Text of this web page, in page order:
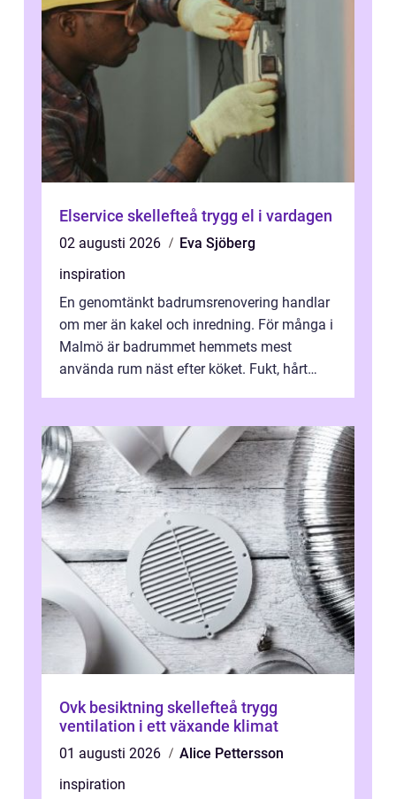
Elservice skellefteå trygg el i vardagen
02 augusti 2026
Eva Sjöberg
inspiration
En genomtänkt badrumsrenovering handlar
om mer än kakel och inredning. För många i
Malmö är badrummet hemmets mest
använda rum näst efter köket. Fukt, hårt
Ovk besiktning skellefteå trygg
ventilation i ett växande klimat
01 augusti 2026
Alice Pettersson
inspiration